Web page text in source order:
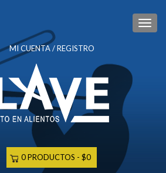
MI CUENTA / REGISTRO
0 PRODUCTOS $0